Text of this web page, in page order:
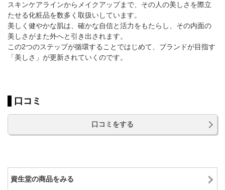
スキンケアラインからメイクアップまで、その人の美しさを際立
たせる化粧品を数多く取扱いしています。
美しく健やかな肌は、確かな自信と活力をもたらし、その内面の
美しさがまた外へと引き出されます。
この2つのステップが循環することではじめて、ブランドが目指す
「美しさ」が更新されていくのです。
口コミ
口コミをする
資生堂の商品をみる